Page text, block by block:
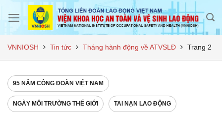
VNNIOSH Tin tức Tháng hành động về ATVSLĐ Trang 2
95 NĂM CÔNG ĐOÀN VIỆT NAM
NGÀY MÔI TRƯỜNG THẾ GIỚI TAI NẠN LAO ĐỘNG